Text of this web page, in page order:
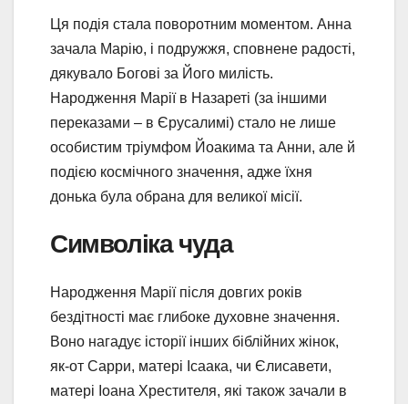
Ця подія стала поворотним моментом. Анна
зачала Марію, і подружжя, сповнене радості,
дякувало Богові за Його милість.
Народження Марії в Назареті (за іншими
переказами – в Єрусалимі) стало не лише
особистим тріумфом Йоакима та Анни, але й
подією космічного значення, адже їхня
донька була обрана для великої місії.
Символіка чуда
Народження Марії після довгих років
бездітності має глибоке духовне значення.
Воно нагадує історії інших біблійних жінок,
як-от Сарри, матері Ісаака, чи Єлисавети,
матері Іоана Хрестителя, які також зачали в